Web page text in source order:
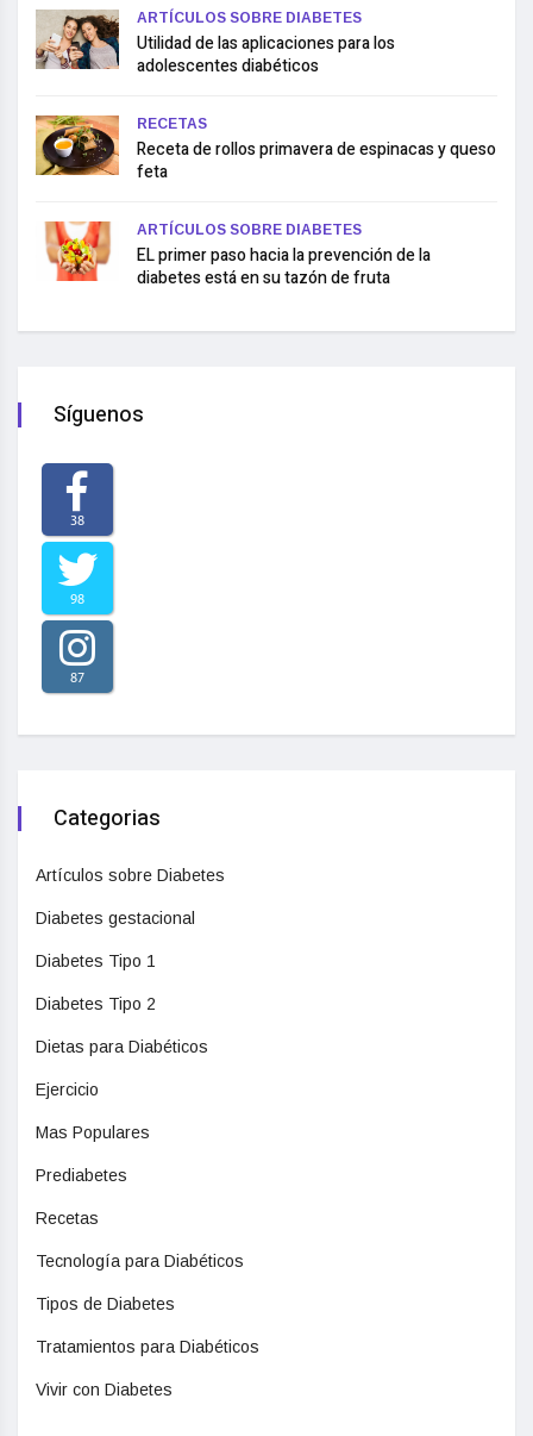
ARTÍCULOS SOBRE DIABETES
Utilidad de las aplicaciones para los
adolescentes diabéticos
RECETAS
Receta de rollos primavera de espinacas y queso
feta
ARTÍCULOS SOBRE DIABETES
EL primer paso hacia la prevención de la
diabetes está en su tazón de fruta
Síguenos
38
98
87
Categorias
Artículos sobre Diabetes
Diabetes gestacional
Diabetes Tipo 1
Diabetes Tipo 2
Dietas para Diabéticos
Ejercicio
Mas Populares
Prediabetes
Recetas
Tecnología para Diabéticos
Tipos de Diabetes
Tratamientos para Diabéticos
Vivir con Diabetes